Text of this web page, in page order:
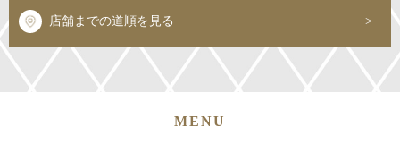
店舗までの道順を見る
MENU